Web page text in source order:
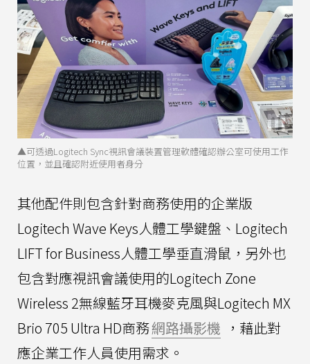
▲可透過Logitech Sync視訊會議裝置管理軟體確認辦公室可使用工作
位置，並且確認附近使用者身分
其他配件則包含針對商務使用的企業版
Logitech Wave Keys人體工學鍵盤、Logitech
LIFT for Business人體工學垂直滑鼠，另外也
包含對應視訊會議使用的Logitech Zone
Wireless 2無線藍牙耳機麥克風與Logitech MX
Brio 705 Ultra HD商務網路攝影機 ，藉此對
應企業工作人員使用需求。